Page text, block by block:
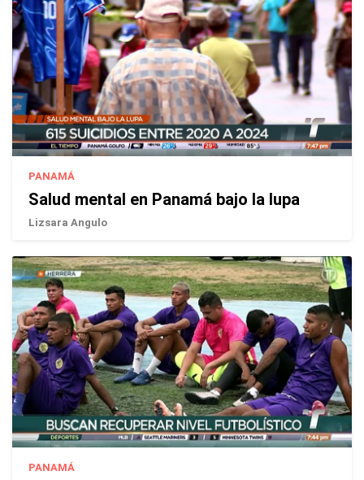
PANAMÁ
Salud mental en Panamá bajo la lupa
Lizsara Angulo
PANAMÁ